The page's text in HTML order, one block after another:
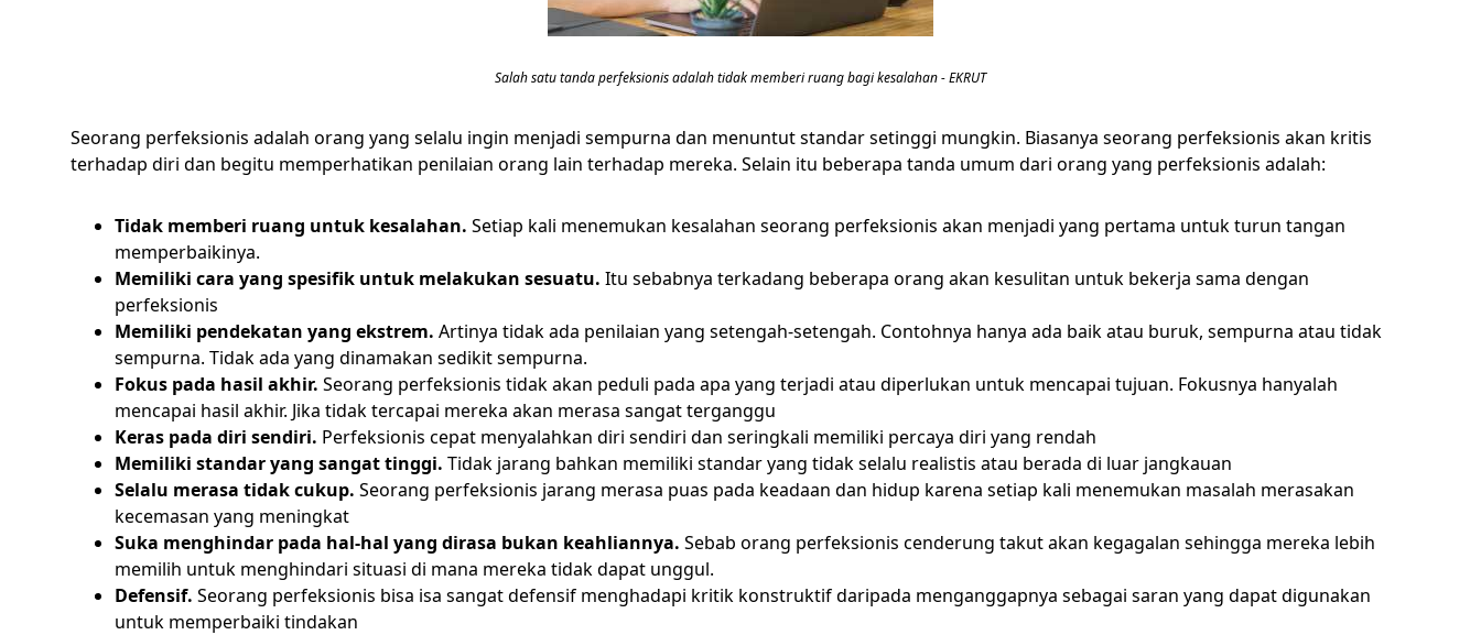
Salah satu tanda perfeksionis adalah tidak memberi ruang bagi kesalahan - EKRUT
Seorang perfeksionis adalah orang yang selalu ingin menjadi sempurna dan menuntut standar setinggi mungkin. Biasanya seorang perfeksionis akan kritis
terhadap diri dan begitu memperhatikan penilaian orang lain terhadap mereka. Selain itu beberapa tanda umum dari orang yang perfeksionis adalah:
Tidak memberi ruang untuk kesalahan. Setiap kali menemukan kesalahan seorang perfeksionis akan menjadi yang pertama untuk turun tangan
memperbaikinya.
Memiliki cara yang spesifik untuk melakukan sesuatu. Itu sebabnya terkadang beberapa orang akan kesulitan untuk bekerja sama dengan
perfeksionis
Memiliki pendekatan yang ekstrem. Artinya tidak ada penilaian yang setengah-setengah. Contohnya hanya ada baik atau buruk, sempurna atau tidak
sempurna. Tidak ada yang dinamakan sedikit sempurna.
Fokus pada hasil akhir. Seorang perfeksionis tidak akan peduli pada apa yang terjadi atau diperlukan untuk mencapai tujuan. Fokusnya hanyalah
mencapai hasil akhir. Jika tidak tercapai mereka akan merasa sangat terganggu
Keras pada diri sendiri. Perfeksionis cepat menyalahkan diri sendiri dan seringkali memiliki percaya diri yang rendah
Memiliki standar yang sangat tinggi. Tidak jarang bahkan memiliki standar yang tidak selalu realistis atau berada di luar jangkauan
Selalu merasa tidak cukup. Seorang perfeksionis jarang merasa puas pada keadaan dan hidup karena setiap kali menemukan masalah merasakan
kecemasan yang meningkat
Suka menghindar pada hal-hal yang dirasa bukan keahliannya. Sebab orang perfeksionis cenderung takut akan kegagalan sehingga mereka lebih
memilih untuk menghindari situasi di mana mereka tidak dapat unggul.
Defensif. Seorang perfeksionis bisa isa sangat defensif menghadapi kritik konstruktif daripada menganggapnya sebagai saran yang dapat digunakan
untuk memperbaiki tindakan